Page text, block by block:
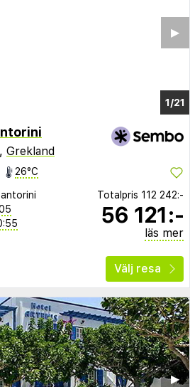
1/17
▶︎
, Grekland
26°C
Totalpris 112 242:-
56 121:-
läs mer
Välj resa
▶︎